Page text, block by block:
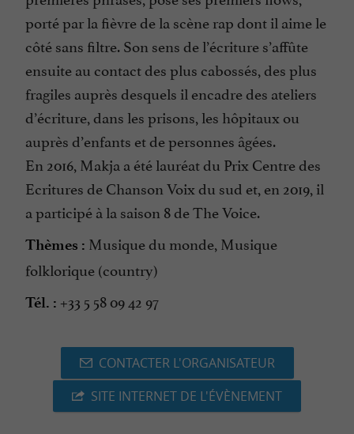
porté par la fièvre de la scène rap dont il aime le
côté sans filtre. Son sens de l’écriture s’affûte
ensuite au contact des plus cabossés, des plus
fragiles auprès desquels il encadre des ateliers
d’écriture, dans les prisons, les hôpitaux ou
auprès d’enfants et de personnes âgées.
En 2016, Makja a été lauréat du Prix Centre des
Ecritures de Chanson Voix du sud et, en 2019, il
a participé à la saison 8 de The Voice.
Thèmes : Musique du monde, Musique
folklorique (country)
Tél. : +33 5 58 09 42 97
CONTACTER L'ORGANISATEUR
SITE INTERNET DE L'ÉVÈNEMENT